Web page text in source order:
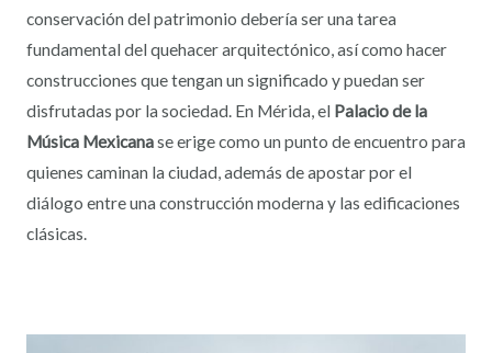
conservación del patrimonio debería ser una tarea
fundamental del quehacer arquitectónico, así como hacer
construcciones que tengan un significado y puedan ser
disfrutadas por la sociedad. En Mérida, el Palacio de la
Música Mexicanase erige como un punto de encuentro para
quienes caminan la ciudad, además de apostar por el
diálogo entre una construcción moderna y las edificaciones
clásicas.